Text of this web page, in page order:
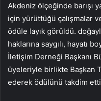
Akdeniz ölçeğinde barışı
için yürüttüğü çalışmalar
ödüle layık görüldü.
haklarına saygılı, hayatı
İletişim Derneği Başkanı
üyeleriyle birlikte Başkan
ederek ödülünü takdim